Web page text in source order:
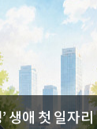
첫 일자리 도전 설